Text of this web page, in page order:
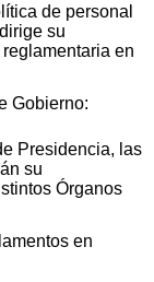
de personal
su
en
Gobierno:
Presidencia, las
su
Órganos
en